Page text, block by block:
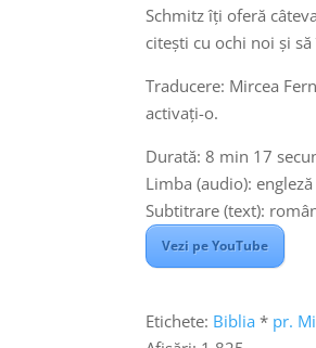
Schmitz îți oferă
citești cu ochi noi și
Traducere: Mircea
activați-o.
Durată: 8 min 17
Limba (audio): engleză
Subtitrare (text):
Vezi pe YouTube
Etichete: Biblia * pr.